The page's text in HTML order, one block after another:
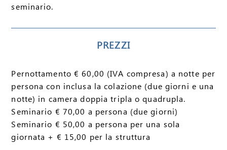
seminario.
PREZZI
Pernottamento € 60,00 (IVA compresa) a notte per
persona con inclusa la colazione (due giorni e una
notte) in camera doppia tripla o quadrupla.
Seminario € 70,00 a persona (due giorni)
Seminario € 50,00 a persona per una sola
giornata + € 15,00 per la struttura